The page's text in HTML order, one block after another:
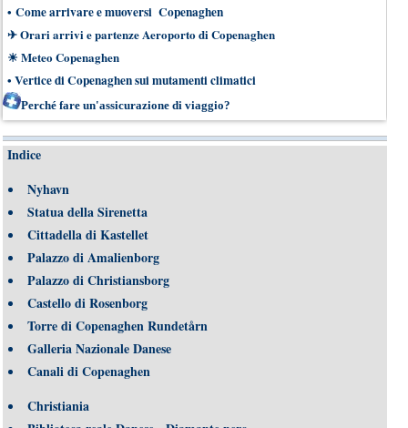
• Come arrivare e muoversi Copenaghen
✈Orari arrivi e partenze Aeroporto di Copenaghen
☀ Meteo Copenaghen
• Vertice di Copenaghen sui mutamenti climatici
Perché fare un'assicurazione di viaggio?
Indice
Nyhavn
Statua della Sirenetta
Cittadella di Kastellet
Palazzo di Amalienborg
Palazzo di Christiansborg
Castello di Rosenborg
Torre di Copenaghen Rundetårn
Galleria Nazionale Danese
Canali di Copenaghen
Christiania